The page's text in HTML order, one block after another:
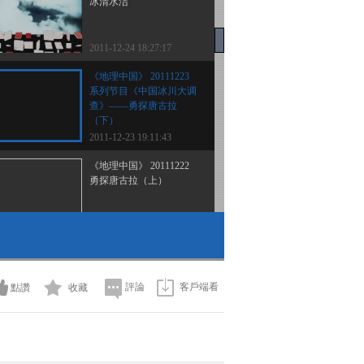
2011-12-24 18:27:17
《地理中国》 20111223
系列节目《中国冰川大调
查》——勇探唐古拉
（下）
2011-12-23 19:11:43
《地理中国》 20111222
勇探唐古拉（上）
2011-12-21 18:27:19
雪域明珠
點讚 收藏 評論 客戶端看